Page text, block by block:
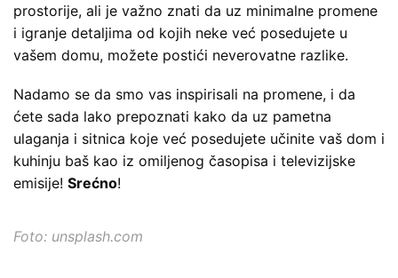
prostorije, ali je važno znati da uz minimalne promene
i igranje detaljima od kojih neke već posedujete u
vašem domu, možete postići neverovatne razlike.
Nadamo se da smo vas inspirisali na promene, i da
ćete sada lako prepoznati kako da uz pametna
ulaganja i sitnica koje već posedujete učinite vaš dom i
kuhinju baš kao iz omiljenog časopisa i televizijske
emisije! Srećno!
Foto: unsplash.com